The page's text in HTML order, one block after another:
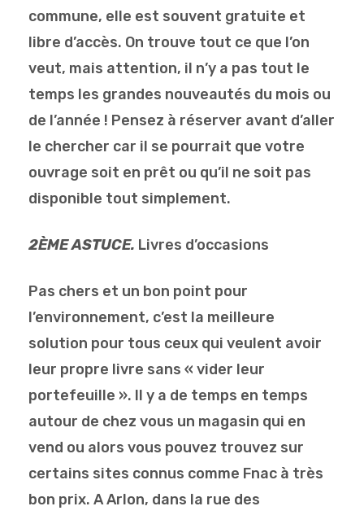
commune, elle est souvent gratuite et
libre d’accès. On trouve tout ce que l’on
veut, mais attention, il n’y a pas tout le
temps les grandes nouveautés du mois ou
de l’année ! Pensez à réserver avant d’aller
le chercher car il se pourrait que votre
ouvrage soit en prêt ou qu’il ne soit pas
disponible tout simplement.
2ÈME ASTUCE. Livres d’occasions
Pas chers et un bon point pour
l’environnement, c’est la meilleure
solution pour tous ceux qui veulent avoir
leur propre livre sans « vider leur
portefeuille ». Il y a de temps en temps
autour de chez vous un magasin qui en
vend ou alors vous pouvez trouvez sur
certains sites connus comme Fnac à très
bon prix. A Arlon, dans la rue des